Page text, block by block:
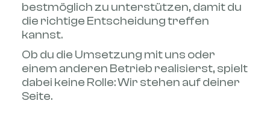
bestmöglich zu unterstützen, damit du
die richtige Entscheidung treffen
kannst.
Ob du die Umsetzung mit uns oder
einem anderen Betrieb realisierst, spielt
dabei keine Rolle: Wir stehen auf deiner
Seite.